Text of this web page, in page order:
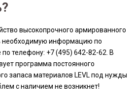
высокопрочного армированного
необходимую информацию по
телефону: +7 (495) 642-82-62. В
программа постоянного
запаса материалов LEVL под нужды
с наличием не возникнет!